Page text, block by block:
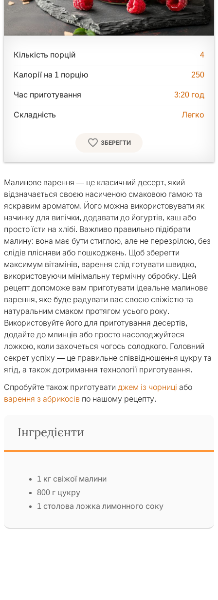
Кількість порцій 4
Калорії на 1 порцію 250
Час приготування 3:20 год
Складність Легко
ЗБЕРЕГТИ
Малинове варення — це класичний десерт, який
відзначається своєю насиченою смаковою гамою та
яскравим ароматом. Його можна використовувати як
начинку для випічки, додавати до йогуртів, каш або
просто їсти на хлібі. Важливо правильно підібрати
малину: вона має бути стиглою, але не перезрілою, без
слідів плісняви або пошкоджень. Щоб зберегти
максимум вітамінів, варення слід готувати швидко,
використовуючи мінімальну термічну обробку. Цей
рецепт допоможе вам приготувати ідеальне малинове
варення, яке буде радувати вас своєю свіжістю та
натуральним смаком протягом усього року.
Використовуйте його для приготування десертів,
додайте до млинців або просто насолоджуйтеся
ложкою, коли захочеться чогось солодкого. Головний
секрет успіху — це правильне співвідношення цукру та
ягід, а також дотримання технології приготування.
Спробуйте також приготувати джем із чорниці або
варення з абрикосів по нашому рецепту.
Інгредієнти
1 кг свіжої малини
800 г цукру
1 столова ложка лимонного соку